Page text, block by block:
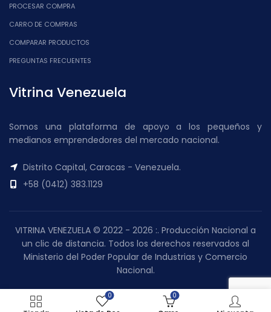
PROCESAR COMPRA
CARRO DE COMPRAS
COMPARAR PRODUCTOS
PREGUNTAS FRECUENTES
Vitrina Venezuela
Somos una plataforma de apoyo a los pequeños y
medianos emprendedores del mercado nacional.
Distrito Capital, Caracas - Venezuela.
+58 (0412) 383.1129
VITRINA VENEZUELA © 2022 - 2026 :. Producción Nacional a
un clic de distancia. Todos los derechos reservados al
Ministerio del Poder Popular de Industrias y Comercio
Nacional.
0 0